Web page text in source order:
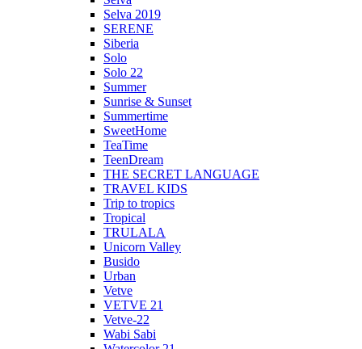
Selva 2019
SERENE
Siberia
Solo
Solo 22
Summer
Sunrise & Sunset
Summertime
SweetHome
TeaTime
TeenDream
THE SECRET LANGUAGE
TRAVEL KIDS
Trip to tropics
Tropical
TRULALA
Unicorn Valley
Busido
Urban
Vetve
VETVE 21
Vetve-22
Wabi Sabi